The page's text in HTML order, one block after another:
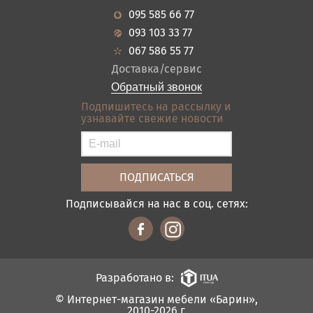
Кухня
Прихожие
Ванная
Акции
Новости
Гарантия
Кредит
Оплата и доставка
Отзывы
Контакты
Карта сайта
Условия покупки
095 585 66 77
093 103 33 77
067 586 55 77
Доставка/сервис
Обратный звонок
Подпишитесь на рассылку и
узнавайте свежие новости
Подписывайся на нас в соц. сетях:
© Интернет-магазин мебели «Барин»,
Разработано в: